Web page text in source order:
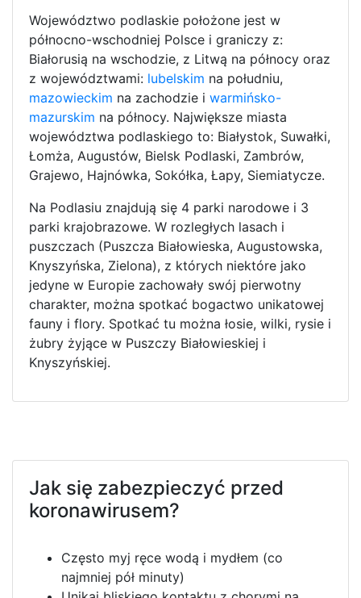
Województwo podlaskie położone jest w
północno-wschodniej Polsce i graniczy z:
Białorusią na wschodzie, z Litwą na północy oraz
z województwami: lubelskim na południu,
mazowieckim na zachodzie i warmińsko-
mazurskim na północy. Największe miasta
województwa podlaskiego to: Białystok, Suwałki,
Łomża, Augustów, Bielsk Podlaski, Zambrów,
Grajewo, Hajnówka, Sokółka, Łapy, Siemiatycze.
Na Podlasiu znajdują się 4 parki narodowe i 3
parki krajobrazowe. W rozległych lasach i
puszczach (Puszcza Białowieska, Augustowska,
Knyszyńska, Zielona), z których niektóre jako
jedyne w Europie zachowały swój pierwotny
charakter, można spotkać bogactwo unikatowej
fauny i flory. Spotkać tu można łosie, wilki, rysie i
żubry żyjące w Puszczy Białowieskiej i
Knyszyńskiej.
Jak się zabezpieczyć przed
koronawirusem?
Często myj ręce wodą i mydłem (co
najmniej pół minuty)